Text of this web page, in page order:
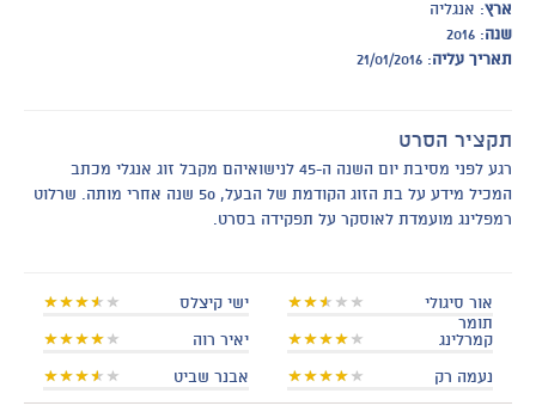
ארץ: אנגליה
שנה: 2016
תאריך עליה: 21/01/2016
תקציר הסרט
רגע לפני מסיבת יום השנה ה-45 לנישואיהם מקבל זוג אנגלי מכתב
המכיל מידע על בת הזוג הקודמת של הבעל, 50 שנה אחרי מותה. שרלוט
רמפלינג מועמדת לאוסקר על תפקידה בסרט.
אור סיגולי
ישי קיצלס
תומר
קמרלינג
יאיר רוה
נעמה רק אבנר שביט